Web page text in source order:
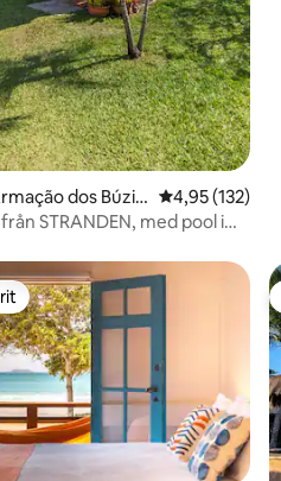
dos Búzio 4,95 av 5 i
4,95 (132)
STRANDEN, med pool i